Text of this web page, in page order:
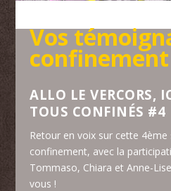
Vos
ALLO LE VERCORS,
TOUS CONFINÉS #4
Retour en voix sur cette 4ème
confinement, avec la
Tommaso, Chiara et Anne-
vous !